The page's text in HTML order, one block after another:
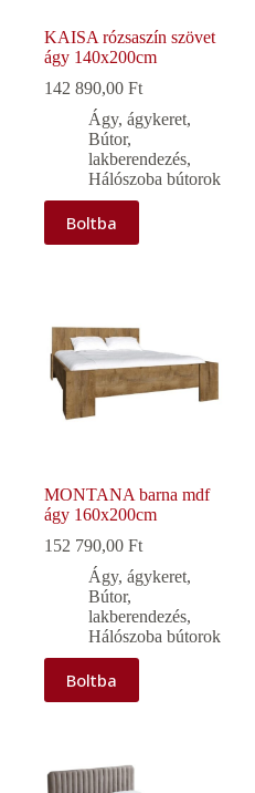
KAISA rózsaszín szövet
ágy 140x200cm
142 890,00 Ft
Ágy, ágykeret,
Bútor,
lakberendezés,
Hálószoba bútorok
Boltba
MONTANA barna mdf
ágy 160x200cm
152 790,00 Ft
Ágy, ágykeret,
Bútor,
lakberendezés,
Hálószoba bútorok
Boltba